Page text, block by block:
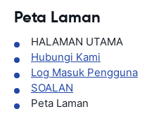
Peta Laman
HALAMAN UTAMA
Hubungi Kami
Log Masuk Pengguna
SOALAN
Peta Laman